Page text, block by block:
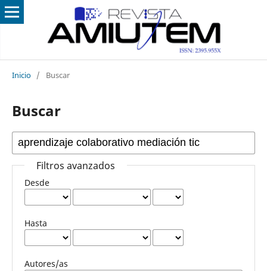
Inicio / Buscar
Buscar
Filtros avanzados
Desde
Hasta
Autores/as